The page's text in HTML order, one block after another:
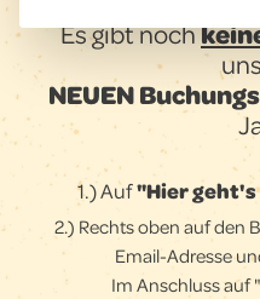
Es gibt noch
NEUEN
1.)Auf"Hier
2.) Rechts oben auf den
Email-Adresse
Im Anschluss auf